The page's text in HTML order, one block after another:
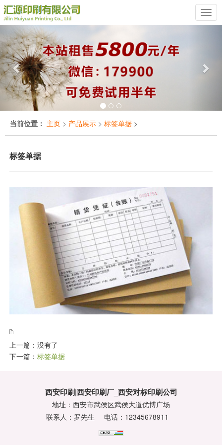
Previous
当前位置： 主页 > 产品展示 > 标签单据 >
标签单据
上一篇：没有了
下一篇： 标签单据
西安印刷|西安印刷厂_西安对标印刷公司
地址：西安市武侯区武侯大道优博广场
联系人：罗先生
电话：12345678911